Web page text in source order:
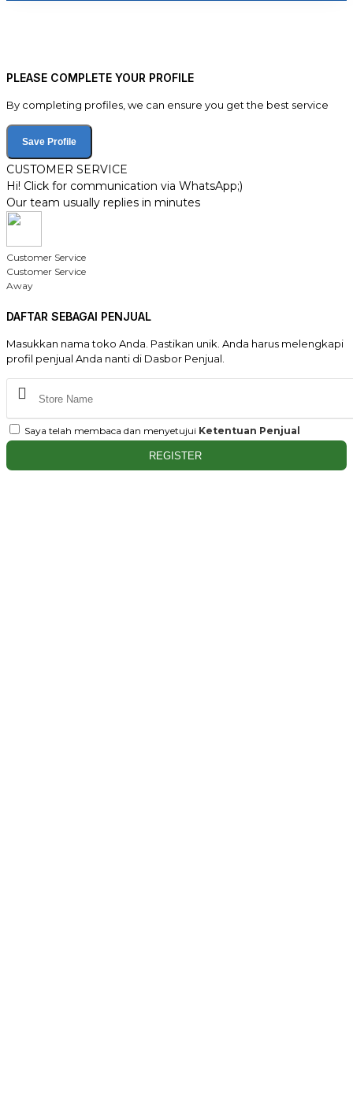
PLEASE COMPLETE YOUR PROFILE
By completing profiles, we can ensure you get the best service
Save Profile
CUSTOMER SERVICE
Hi! Click for communication via WhatsApp;)
Our team usually replies in minutes
Customer Service
Customer Service
Away
DAFTAR SEBAGAI PENJUAL
Masukkan nama toko Anda. Pastikan unik. Anda harus melengkapi
profil penjual Anda nanti di Dasbor Penjual.
Saya telah membaca dan menyetujui Ketentuan Penjual
REGISTER